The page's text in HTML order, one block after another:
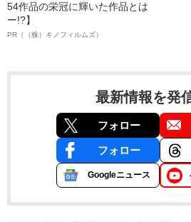
54作品の栄冠に輝いた作品とは
ー!?】
PR（（株）キノフィルムズ）
最新情報を発
フォロー
フォロー
Googleニュース